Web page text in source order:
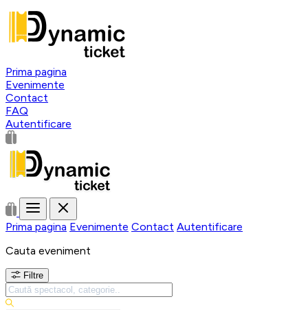
Prima pagina
Evenimente
Contact
FAQ
Autentificare
Prima pagina Evenimente Contact Autentificare
Cauta eveniment
Filtre